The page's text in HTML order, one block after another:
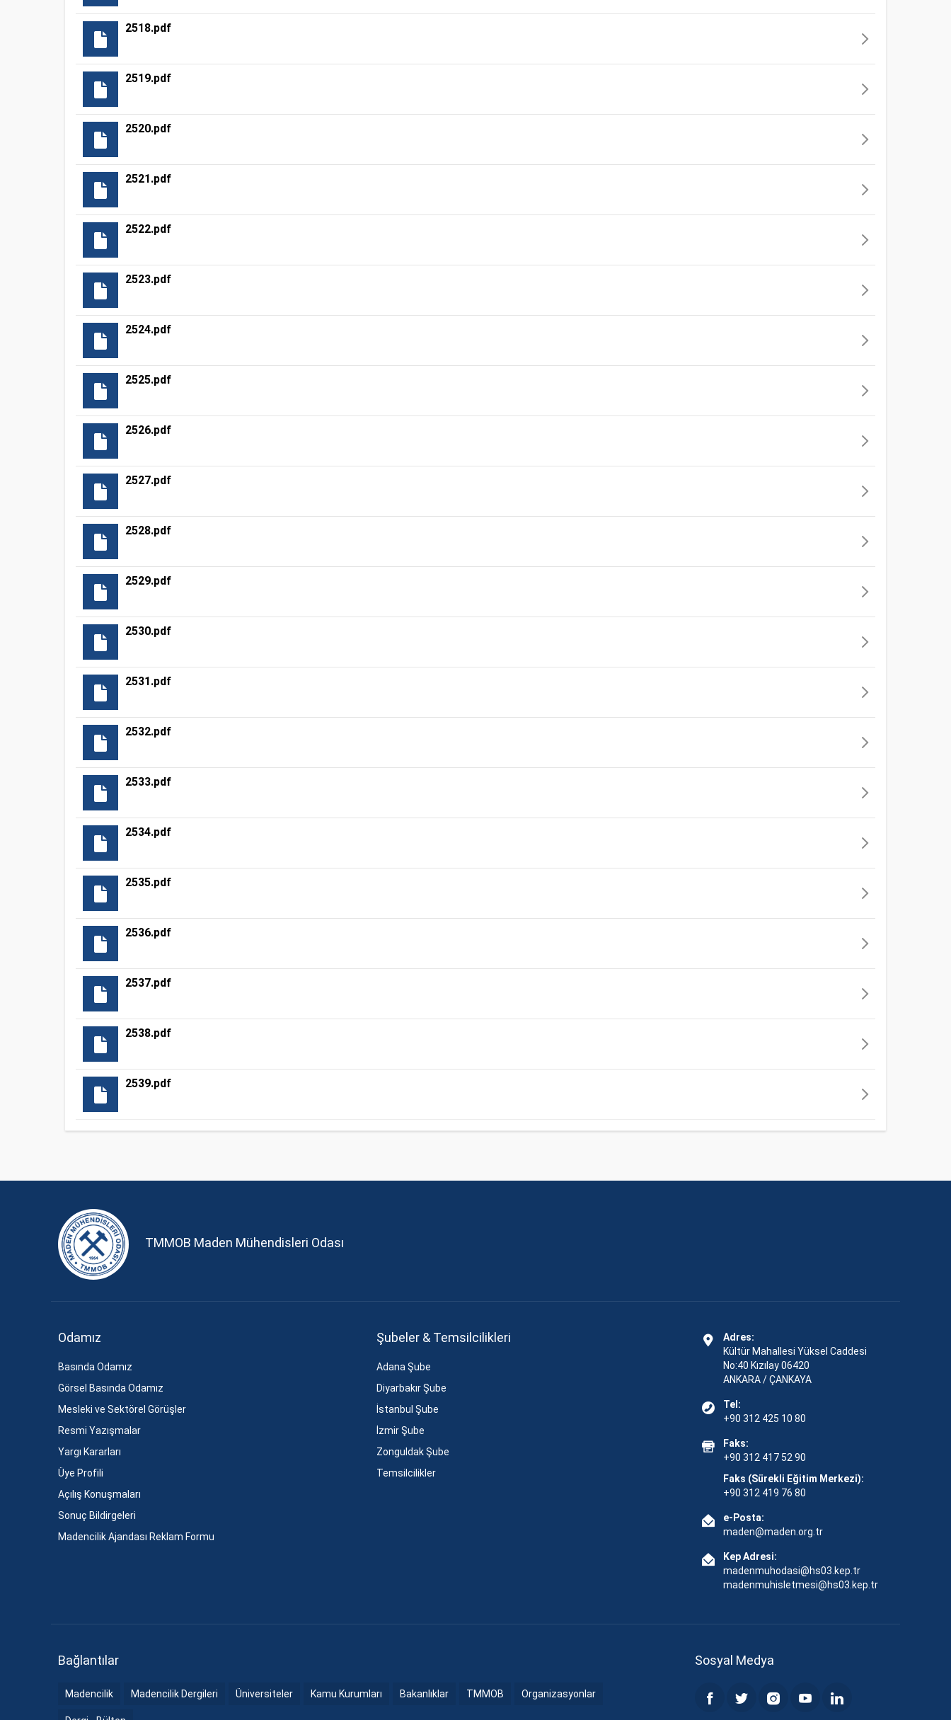
2518.pdf
2519.pdf
2520.pdf
2521.pdf
2522.pdf
2523.pdf
2524.pdf
2525.pdf
2526.pdf
2527.pdf
2528.pdf
2529.pdf
2530.pdf
2531.pdf
2532.pdf
2533.pdf
2534.pdf
2535.pdf
2536.pdf
2537.pdf
2538.pdf
2539.pdf
TMMOB Maden Mühendisleri Odası
Odamız
Basında Odamız
Görsel Basında Odamız
Mesleki ve Sektörel Görüşler
Resmi Yazışmalar
Yargı Kararları
Üye Profili
Açılış Konuşmaları
Sonuç Bildirgeleri
Madencilik Ajandası Reklam Formu
Şubeler & Temsilcilikleri
Adana Şube
Diyarbakır Şube
İstanbul Şube
İzmir Şube
Zonguldak Şube
Temsilcilikler
Adres:
Kültür Mahallesi Yüksel Caddesi
No:40 Kızılay 06420
ANKARA / ÇANKAYA
Tel:
+90 312 425 10 80
Faks:
+90 312 417 52 90
Faks (Sürekli Eğitim Merkezi):
+90 312 419 76 80
e-Posta:
maden@maden.org.tr
Kep Adresi:
madenmuhodasi@hs03.kep.tr
madenmuhisletmesi@hs03.kep.tr
Bağlantılar
Madencilik Madencilik Dergileri Üniversiteler Kamu Kurumları Bakanlıklar TMMOB Organizasyonlar
Sosyal Medya